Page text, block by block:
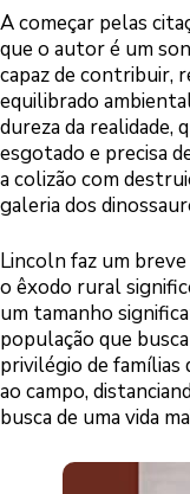
A começar pelas
que o autor é um
capaz de contribuir,
equilibrado
dureza da realidade,
esgotado e precisa
a colizão com
galeria dos
Lincoln faz um
o êxodo rural
um tamanho
população que
privilégio de famílias
ao campo,
busca de uma vida